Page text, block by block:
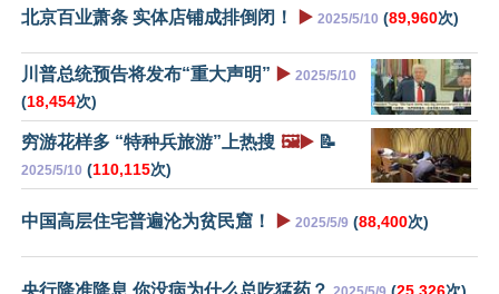
北京百业萧条 实体店铺成排倒闭！ ▶️ 2025/5/10 (89,960次)
川普总统预告将发布“重大声明” ▶️ 2025/5/10
(18,454次)
穷游花样多 “特种兵旅游”上热搜 🖼️▶️ 📝
2025/5/10 (110,115次)
中国高层住宅普遍沦为贫民窟！ ▶️ 2025/5/9 (88,400次)
央行降准降息 你没病为什么总吃猛药？